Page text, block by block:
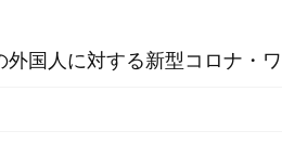
国人に対する新型コロナ・